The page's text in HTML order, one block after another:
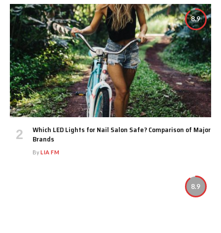
8.9
Which LED Lights for Nail Salon Safe? Comparison of Major
Brands
ByLIA FM
8.9